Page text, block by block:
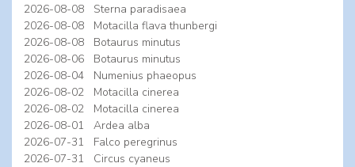
2026-08-08
Sterna paradisaea
2026-08-08
Motacilla flava thunbergi
2026-08-08
Botaurus minutus
2026-08-06
Botaurus minutus
2026-08-04
Numenius phaeopus
2026-08-02
Motacilla cinerea
2026-08-02
Motacilla cinerea
2026-08-01
Ardea alba
2026-07-31
Falco peregrinus
2026-07-31
Circus cyaneus